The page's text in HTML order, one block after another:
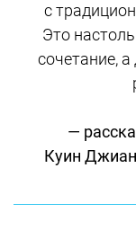
с
Это
сочетание,
—
Куин